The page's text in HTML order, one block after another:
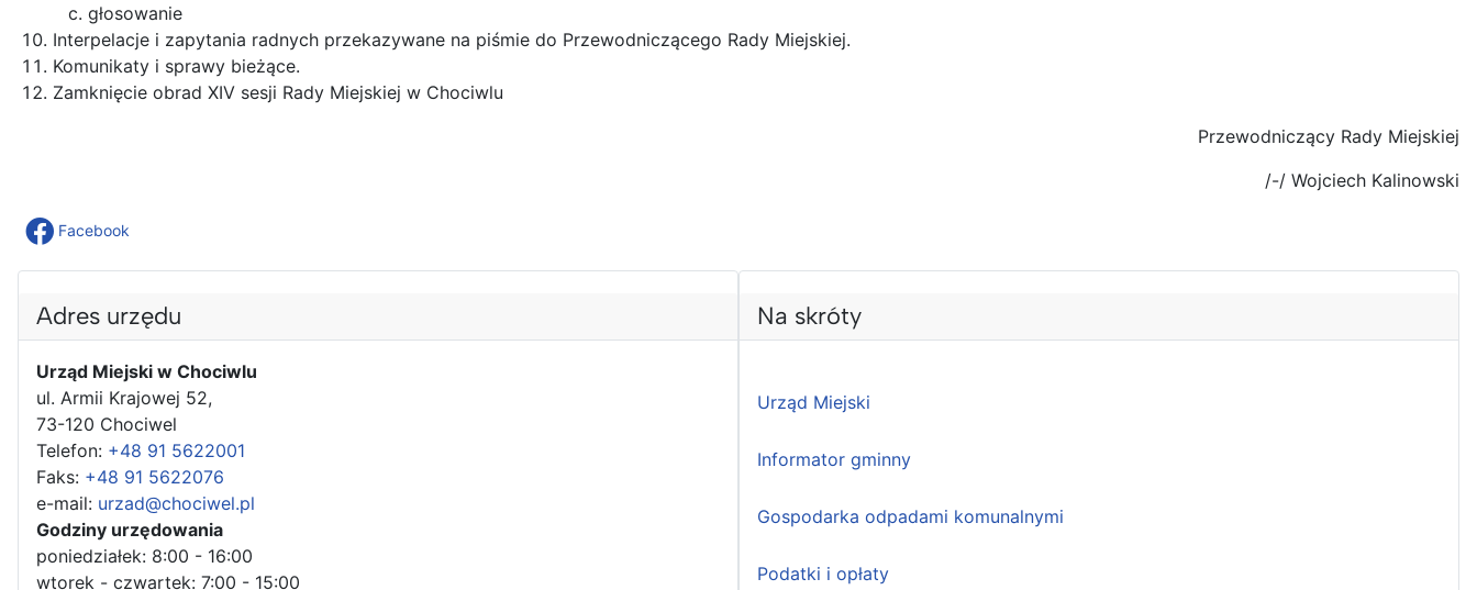
głosowanie
Interpelacje i zapytania radnych przekazywane na piśmie do Przewodniczącego Rady Miejskiej.
Komunikaty i sprawy bieżące.
Zamknięcie obrad XIV sesji Rady Miejskiej w Chociwlu
Przewodniczący Rady Miejskiej
/-/ Wojciech Kalinowski
Facebook
Adres urzędu
Urząd Miejski w Chociwlu
ul. Armii Krajowej 52,
73-120 Chociwel
Telefon: +48 91 5622001
Faks: +48 91 5622076
e-mail: urzad@chociwel.pl
Godziny urzędowania
poniedziałek: 8:00 - 16:00
wtorek - czwartek: 7:00 - 15:00
Na skróty
Urząd Miejski
Informator gminny
Gospodarka odpadami komunalnymi
Podatki i opłaty